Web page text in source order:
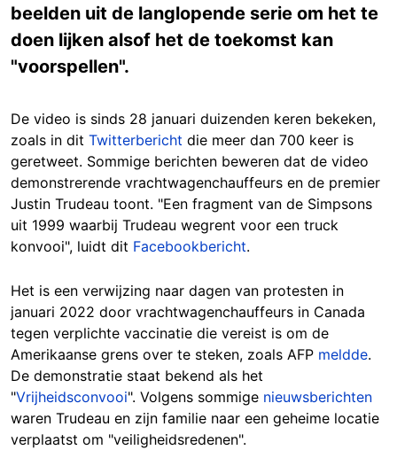
beelden uit de langlopende serie om het te
doen lijken alsof het de toekomst kan
"voorspellen".
De video is sinds 28 januari duizenden keren bekeken,
zoals in dit Twitterbericht die meer dan 700 keer is
geretweet. Sommige berichten beweren dat de video
demonstrerende vrachtwagenchauffeurs en de premier
Justin Trudeau toont. "Een fragment van de Simpsons
uit 1999 waarbij Trudeau wegrent voor een truck
konvooi", luidt dit Facebookbericht.
Het is een verwijzing naar dagen van protesten in
januari 2022 door vrachtwagenchauffeurs in Canada
tegen verplichte vaccinatie die vereist is om de
Amerikaanse grens over te steken, zoals AFP meldde.
De demonstratie staat bekend als het
"Vrijheidsconvooi". Volgens sommige nieuwsberichten
waren Trudeau en zijn familie naar een geheime locatie
verplaatst om "veiligheidsredenen".